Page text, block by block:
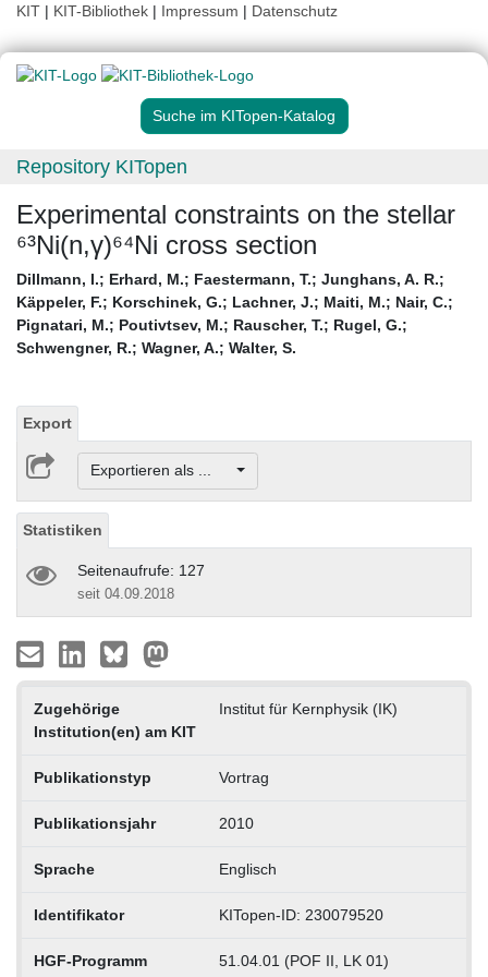
KIT | KIT-Bibliothek | Impressum | Datenschutz
Suche im KITopen-Katalog
Repository KITopen
Experimental constraints on the stellar
⁶³Ni(n,γ)⁶⁴Ni cross section
Dillmann, I.; Erhard, M.; Faestermann, T.; Junghans, A. R.;
Käppeler, F.; Korschinek, G.; Lachner, J.; Maiti, M.; Nair, C.;
Pignatari, M.; Poutivtsev, M.; Rauscher, T.; Rugel, G.;
Schwengner, R.; Wagner, A.; Walter, S.
Export
Exportieren als ...
Statistiken
Seitenaufrufe: 127
seit 04.09.2018
Zugehörige
Institution(en) am KIT
Institut für Kernphysik (IK)
Publikationstyp Vortrag
Publikationsjahr 2010
Sprache Englisch
Identifikator KITopen-ID: 230079520
HGF-Programm
51.04.01 (POF II, LK 01)